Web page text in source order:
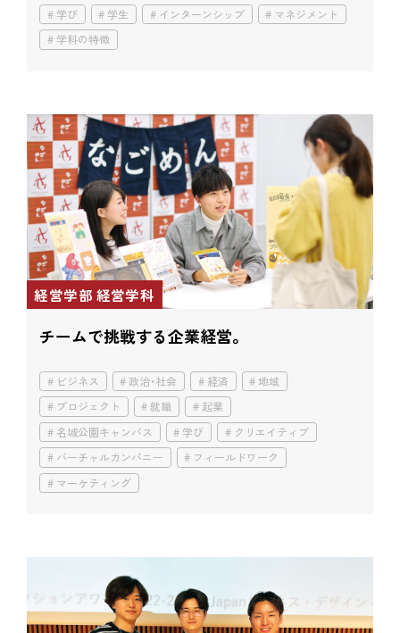
学び
学生 インターンシップ
マネジメント
学科の特徴
経営学部 経営学科
チームで挑戦する企業経営。
ビジネス 政治・社会 経済
地域
プロジェクト
就職
起業
名城公園キャンパス
学び
クリエイティブ
バーチャルカンパニー
フィールドワーク
マーケティング